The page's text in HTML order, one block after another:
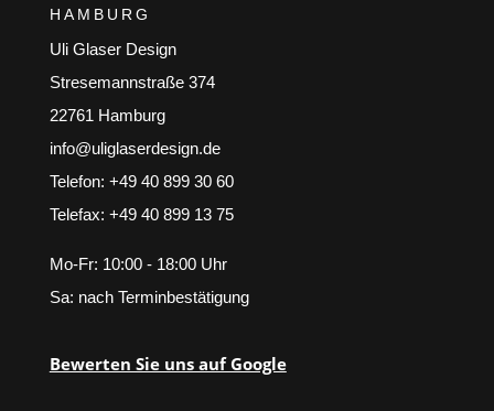
HAMBURG
Uli Glaser Design
Stresemannstraße 374
22761 Hamburg
info@uliglaserdesign.de
Telefon: +49 40 899 30 60
Telefax: +49 40 899 13 75
Mo-Fr: 10:00 - 18:00 Uhr
Sa: nach Terminbestätigung
Bewerten Sie uns auf Google